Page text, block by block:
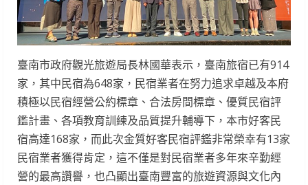
臺南市政府觀光旅遊局長林國華表示，臺南旅宿已有914
家，其中民宿為648家，民宿業者在努力追求卓越及本府
積極以民宿經營公約標章、合法房間標章、優質民宿評
鑑計畫、各項教育訓練及品質提升輔導下，本市好客民
宿高達168家，而此次金質好客民宿評鑑非常榮幸有13家
民宿業者獲得肯定，這不僅是對民宿業者多年來辛勤經
營的最高讚譽，也凸顯出臺南豐富的旅遊資源與文化內